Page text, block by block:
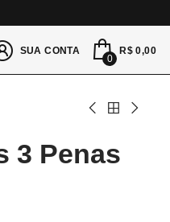
SUA CONTA
0
R$ 0,00
3 Penas